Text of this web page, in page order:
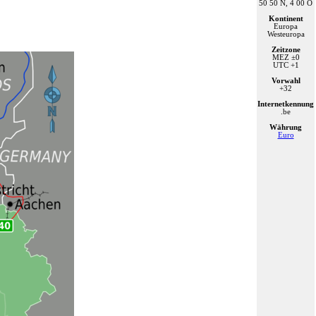
50 50 N, 4 00 O
Kontinent
Europa
Westeuropa
Zeitzone
MEZ ±0
UTC +1
Vorwahl
+32
Internetkennung
.be
Währung
Euro